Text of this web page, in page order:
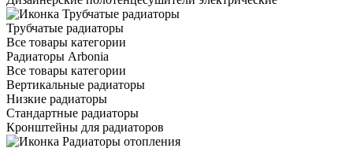
Трубчатые радиаторы
Все товары категории
Радиаторы Arbonia
Все товары категории
Вертикальные радиаторы
Низкие радиаторы
Стандартные радиаторы
Кронштейны для радиаторов